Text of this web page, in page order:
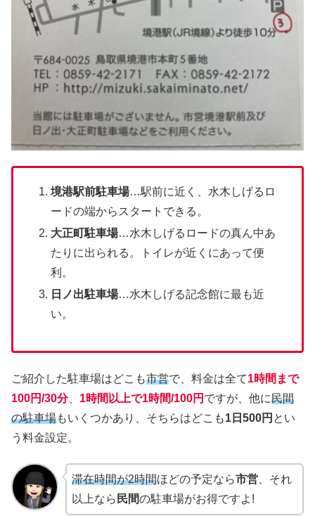
境港駅前駐車場…駅前に近く、水木しげるロ
ードの端からスタートできる。
大正町駐車場…水木しげるロードの真ん中あ
たりに出られる。トイレが近くにあって便
利。
日ノ出駐車場…水木しげる記念館に最も近
い。
ご紹介した駐車場はどこも市営で、料金は全て1時間まで
100円/30分、 1時間以上で1時間/100円 ですが、他に民間
の駐車場もいくつかあり、そちらはどこも1日500円 とい
う料金設定。
滞在時間が2時間ほどの予定なら市営、それ
以上なら 民間の駐車場がお得ですよ!